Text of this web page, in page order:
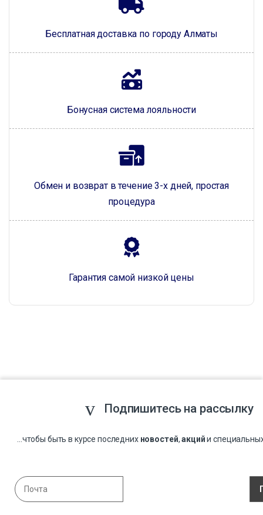
Бесплатная доставка по городу Алматы
Бонусная система лояльности
Обмен и возврат в течение 3-х дней, простая
процедура
Гарантия самой низкой цены
Подпишитесь на рассылку
...чтобы быть в курсе последних новостей,акцийи